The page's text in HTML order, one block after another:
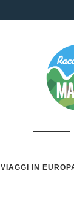
VIAGGI IN